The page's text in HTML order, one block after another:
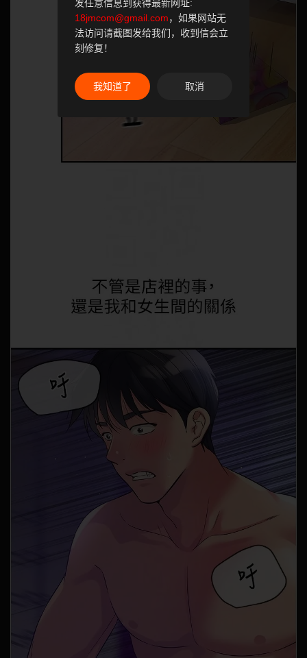
发任意信息到获得最新网址:
18jmcom@gmail.com，如果网站无
法访问请截图发给我们，收到信会立
刻修复！
我知道了 取消